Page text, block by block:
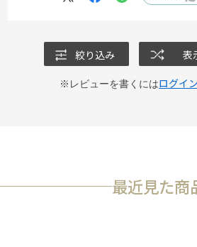
絞り込み 表
※レビューを書くにはログイン
最近見た商